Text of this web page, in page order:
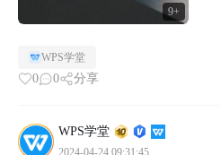
9+
WPS学堂
0 0 分享
WPS学堂
2024-04-24 09:31:45